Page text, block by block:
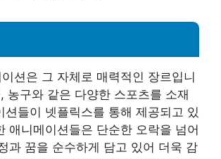
션은 그 자체로 매력적인 장르입니
농구와 같은 다양한 스포츠를 소재
션들이 넷플릭스를 통해 제공되고 있
애니메이션들은 단순한 오락을 넘어
과 꿈을 순수하게 담고 있어 더욱 감